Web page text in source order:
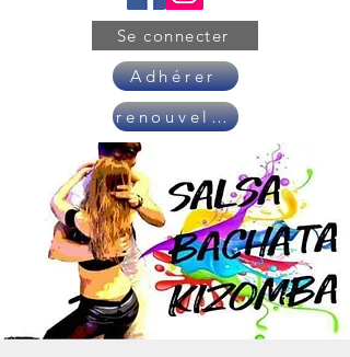
Se connecter
Adhérer
renouveler son adhésion